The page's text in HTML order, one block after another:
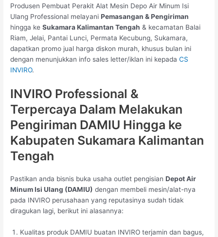
Produsen Pembuat Perakit Alat Mesin Depo Air Minum Isi
Ulang Professional melayaniPemasangan & Pengiriman
hingga keSukamara Kalimantan Tengah & kecamatan Balai
Riam, Jelai, Pantai Lunci, Permata Kecubung, Sukamara,
dapatkan promo jual harga diskon murah, khusus bulan ini
dengan menunjukkan info sales letter/iklan ini kepadaCS
INVIRO.
INVIRO Professional &
Terpercaya Dalam Melakukan
Pengiriman DAMIU Hingga ke
Kabupaten Sukamara Kalimantan
Tengah
Pastikan anda bisnis buka usaha outlet pengisianDepot Air
Minum Isi Ulang (DAMIU) dengan membeli mesin/alat-nya
pada INVIRO perusahaan yang reputasinya sudah tidak
diragukan lagi, berikut ini alasannya:
Kualitas produk DAMIU buatan INVIRO terjamin dan bagus,